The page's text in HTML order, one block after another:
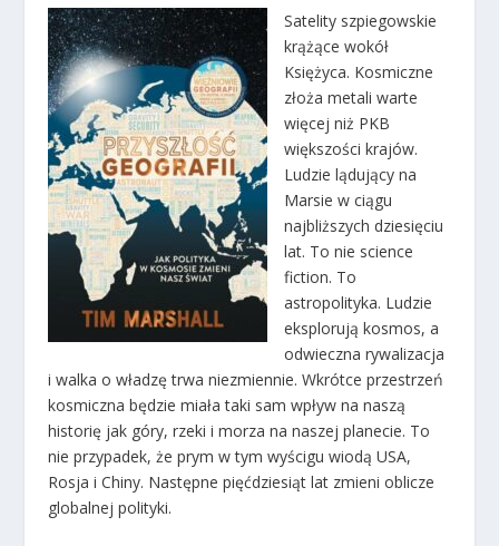
Satelity szpiegowskie
krążące wokół
Księżyca. Kosmiczne
złoża metali warte
więcej niż PKB
większości krajów.
Ludzie lądujący na
Marsie w ciągu
najbliższych dziesięciu
lat. To nie science
fiction. To
astropolityka. Ludzie
eksplorują kosmos, a
odwieczna rywalizacja
i walka o władzę trwa niezmiennie. Wkrótce przestrzeń
kosmiczna będzie miała taki sam wpływ na naszą
historię jak góry, rzeki i morza na naszej planecie. To
nie przypadek, że prym w tym wyścigu wiodą USA,
Rosja i Chiny. Następne pięćdziesiąt lat zmieni oblicze
globalnej polityki.